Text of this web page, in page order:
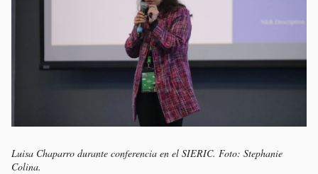
Luisa Chaparro durante conferencia en el SIERIC. Foto: Stephanie
Colina.